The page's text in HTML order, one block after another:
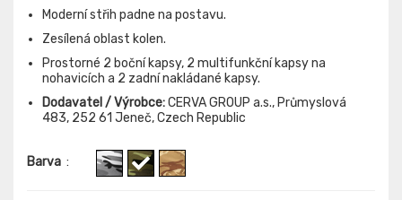
Moderní střih padne na postavu.
Zesílená oblast kolen.
Prostorné 2 boční kapsy, 2 multifunkční kapsy na
nohavicích a 2 zadní nakládané kapsy.
Dodavatel / Výrobce:CERVA GROUP a.s., Průmyslová
483, 252 61 Jeneč, Czech Republic
Barva :